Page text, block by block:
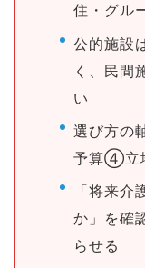
住・グル
公的施設
く、民間
い
選び方
予算④立
「将来
か」を確
らせる